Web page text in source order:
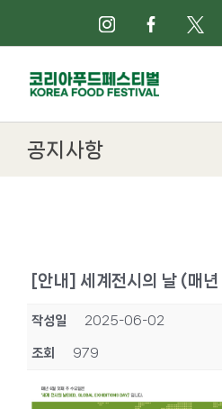
인스타그램
페이스
X
공지사항
[안내] 세계전시의 날 (매
작성일 2025-06-02
조회 979